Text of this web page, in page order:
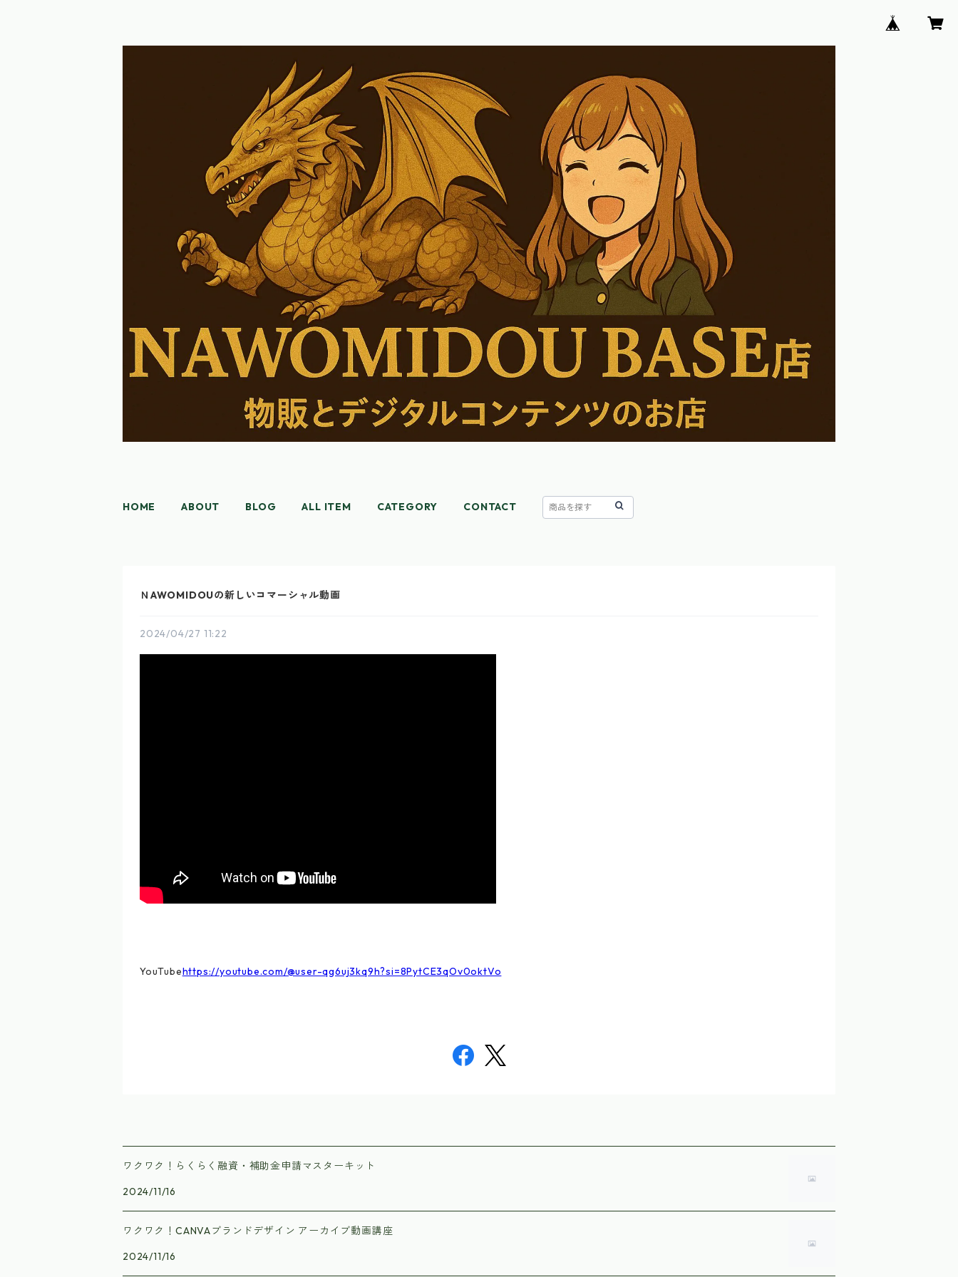
HOME ABOUT BLOG ALL ITEM CATEGORY CONTACT
ＮAWOMIDOUの新しいコマーシャル動画
2024/04/27 11:22
YouTubehttps://youtube.com/@user-qg6uj3kq9h?si=8PytCE3qOv0oktVo
ワクワク！らくらく融資・補助金申請マスターキット
2024/11/16
ワクワク！CANVAブランドデザイン アーカイブ動画講座
2024/11/16